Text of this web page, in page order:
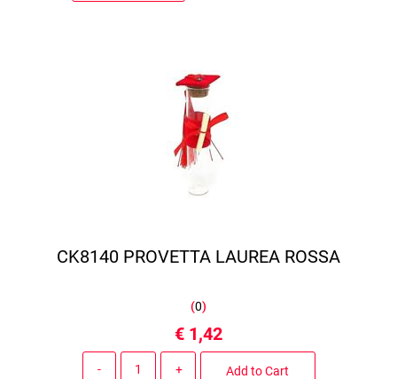
CK8140 PROVETTA LAUREA ROSSA
(0)
€ 1,42
Add to Cart